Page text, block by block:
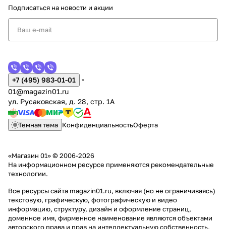
Подписаться на новости и акции
+7 (495) 983-01-01
01@magazin01.ru
ул. Русаковская, д. 28, стр. 1А
Темная тема КонфиденциальностьОферта
«Магазин 01» © 2006-2026
На информационном ресурсе применяются рекомендательные
технологии.
Все ресурсы сайта magazin01.ru, включая (но не ограничиваясь)
текстовую, графическую, фотографическую и видео
информацию, структуру, дизайн и оформление страниц,
доменное имя, фирменное наименование являются объектами
авторского права и прав на интеллектуальную собственность,